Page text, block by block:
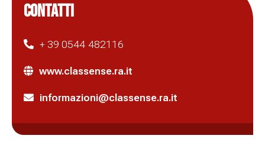
CONTATTI
+ 39 0544 482116
www.classense.ra.it
informazioni@classense.ra.it